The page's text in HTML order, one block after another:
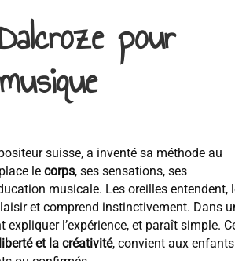
pour
suisse, a inventé sa méthode au
le corps, ses sensations, ses
musicale. Les oreilles entendent,
et comprend instinctivement. Dans
l’expérience, et paraît simple.
et la créativité, convient aux enfants